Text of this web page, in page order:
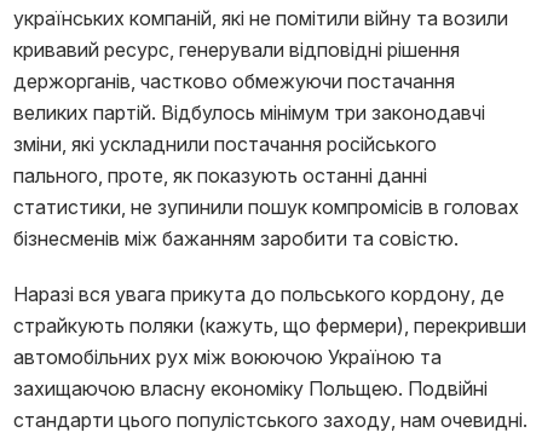
українських компаній, які не помітили війну та возили
кривавий ресурс, генерували відповідні рішення
держорганів, частково обмежуючи постачання
великих партій. Відбулось мінімум три законодавчі
зміни, які ускладнили постачання російського
пального, проте, як показують останні данні
статистики, не зупинили пошук компромісів в головах
бізнесменів між бажанням заробити та совістю.
Наразі вся увага прикута до польського кордону, де
страйкують поляки (кажуть, що фермери), перекривши
автомобільних рух між воюючою Україною та
захищаючою власну економіку Польщею. Подвійні
стандарти цього популістського заходу, нам очевидні.